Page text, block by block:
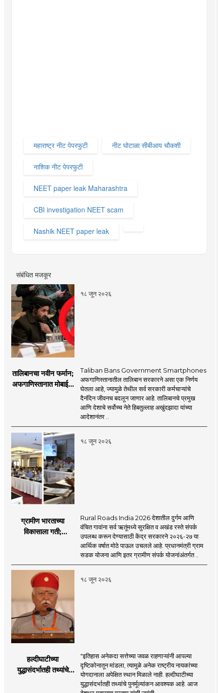
महाराष्ट्र नीट पेपरफुटी नीट घोटाळा सीबीआय चौकशी
नाशिक नीट पेपरफुटी
NEET paper leak Maharashtra
CBI investigation NEET scam
Nashik NEET paper leak
संबंधित मजकूर
१८ जून २०२६
तालिबानचा नवीन फर्मान;
अफगाणिस्तानात मोबाईल
Taliban Bans Government Smartphones
अफगाणिस्तानातील तालिबान सरकारने असा एक निर्णय
घेतला आहे, ज्यामुळे तेथील सर्व सरकारी कर्मचाऱ्यांचे
दैनंदिन जीवनच बदलून जाणार आहे. तालिबानचे प्रमुख
आणि देशाचे सर्वोच्च नेते हिबतुल्लाह अखुंदझादा यांच्या
आदेशानंतर ..
१८ जून २०२६
ग्रामीण भारताच्या
विकासाला गती;
लक्ष्य!
Rural Roads India 2026 देशातील दुर्गम आणि
वंचित गावांना सर्व ऋतूंमध्ये सुरक्षित व अखंड रस्ते संपर्क
उपलब्ध करून देण्यासाठी केंद्र सरकारने २०२६-२७ या
आर्थिक वर्षात मोठे पाऊल उचलले आहे. प्रधानमंत्री ग्राम
सडक योजना आणि इतर ग्रामीण संपर्क योजनांअंतर्गत ..
१८ जून २०२६
हल्दीघाटीच्या
युद्धासंदर्भातही तथ्यांचे
"इतिहास अनेकदा सत्तेच्या जवळ राहणाऱ्यांनी आपल्या
दृष्टिकोनातून मांडला, त्यामुळे अनेक राष्ट्रीय नायकांच्या
योगदानाला अपेक्षित स्थान मिळाले नाही. हल्दीघाटीच्या
युद्धासंदर्भातही तथ्यांचे पुनर्मूल्यांकन आवश्यक आहे. आज